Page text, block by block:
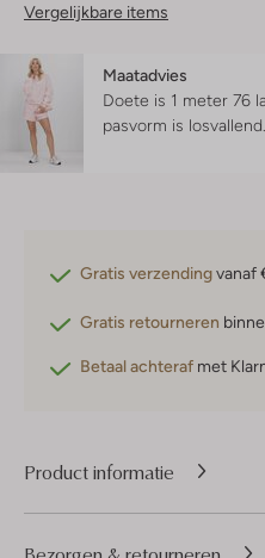
Vergelijkbare items
Maatadvies
Doete is 1 meter 76
pasvorm is losvallend
Gratis verzendingvanaf
Gratis retourneren
Betaal achteraf met
Product informatie